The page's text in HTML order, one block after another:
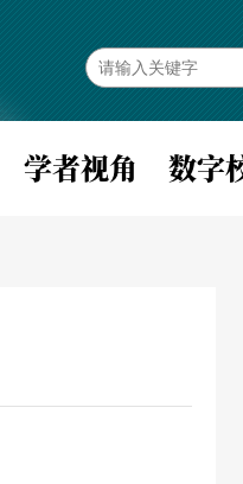
学者视角 数字